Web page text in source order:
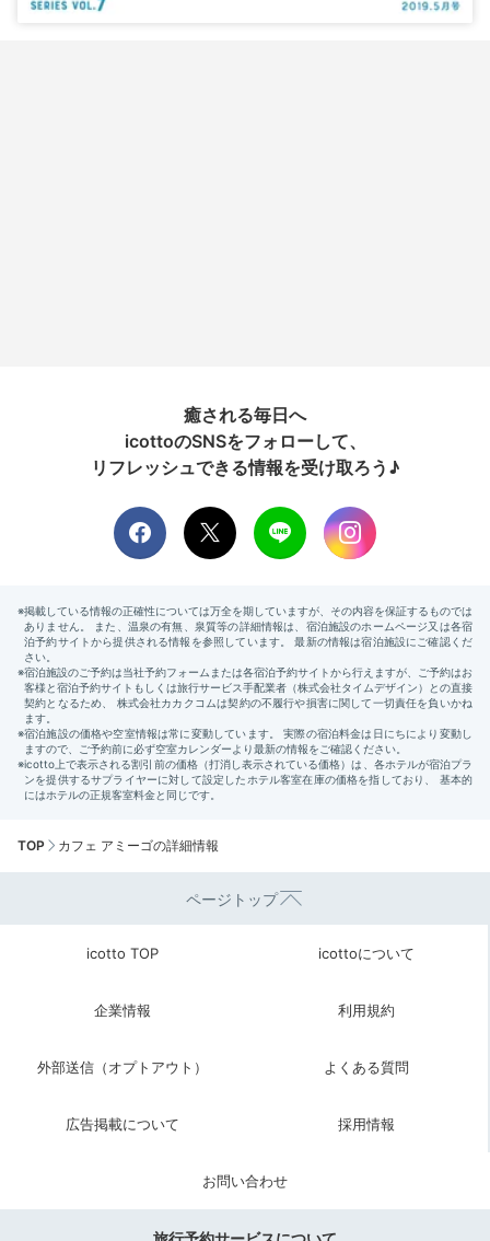
癒される毎日へ
icottoのSNSをフォローして、
リフレッシュできる情報を受け取ろう♪
TOP カフェ アミーゴの詳細情報
ページトップ
icotto TOP icottoについて
企業情報 利用規約
外部送信（オプトアウト） よくある質問
広告掲載について 採用情報
お問い合わせ